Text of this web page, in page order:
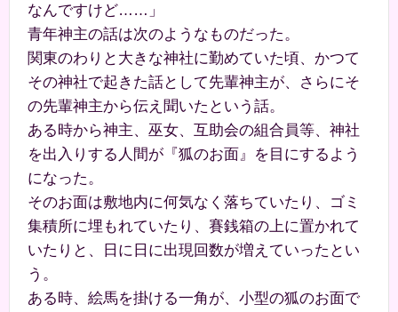
なんですけど……」
青年神主の話は次のようなものだった。
関東のわりと大きな神社に勤めていた頃、かつて
その神社で起きた話として先輩神主が、さらにそ
の先輩神主から伝え聞いたという話。
ある時から神主、巫女、互助会の組合員等、神社
を出入りする人間が『狐のお面』を目にするよう
になった。
そのお面は敷地内に何気なく落ちていたり、ゴミ
集積所に埋もれていたり、賽銭箱の上に置かれて
いたりと、日に日に出現回数が増えていったとい
う。
ある時、絵馬を掛ける一角が、小型の狐のお面で